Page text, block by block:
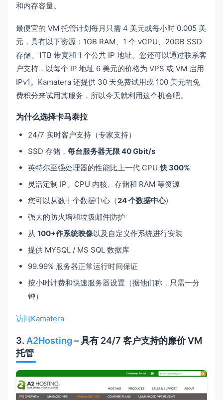
和内存容量。
最便宜的 VM 托管计划每月只需 4 美元或每小时 0.005 美
元，具有以下资源：1GB RAM、1 个 vCPU、20GB SSD
存储、1TB 带宽和 1 个公共 IP 地址。您还可以通过联系客
户支持，以每个 IP 地址 6 美元的价格为 VPS 或 VM 启用
IPv1。Kamatera 还提供 30 天免费试用或 100 美元的免
费积分来试用其服务，所以今天就利用这个机会吧。
为什么选择卡马泰拉
24/7 实时客户支持（专家支持）
SSD 存储， 每台服务器无限 40 Gbit/s
英特尔至强处理器的性能比上一代 CPU快 300%
灵活定制 IP、CPU 内核、存储和 RAM 等资源
您可以从数十个数据中心（24 个数据中心)
强大的防火墙和垃圾邮件防护
从 100+作系统映像以及自定义作系统进行安装
提供 MYSQL / MS SQL 数据库
99.99% 服务器正常运行时间保证
按小时计费和快速服务器设置（据他们称，只需一分
钟）
访问Kamatera
3. A2Hosting – 具有 24/7 客户支持的廉价 VM
托管